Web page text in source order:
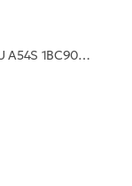
MIU MIU 0MU A54S 1BC90Q 51 очки с/з